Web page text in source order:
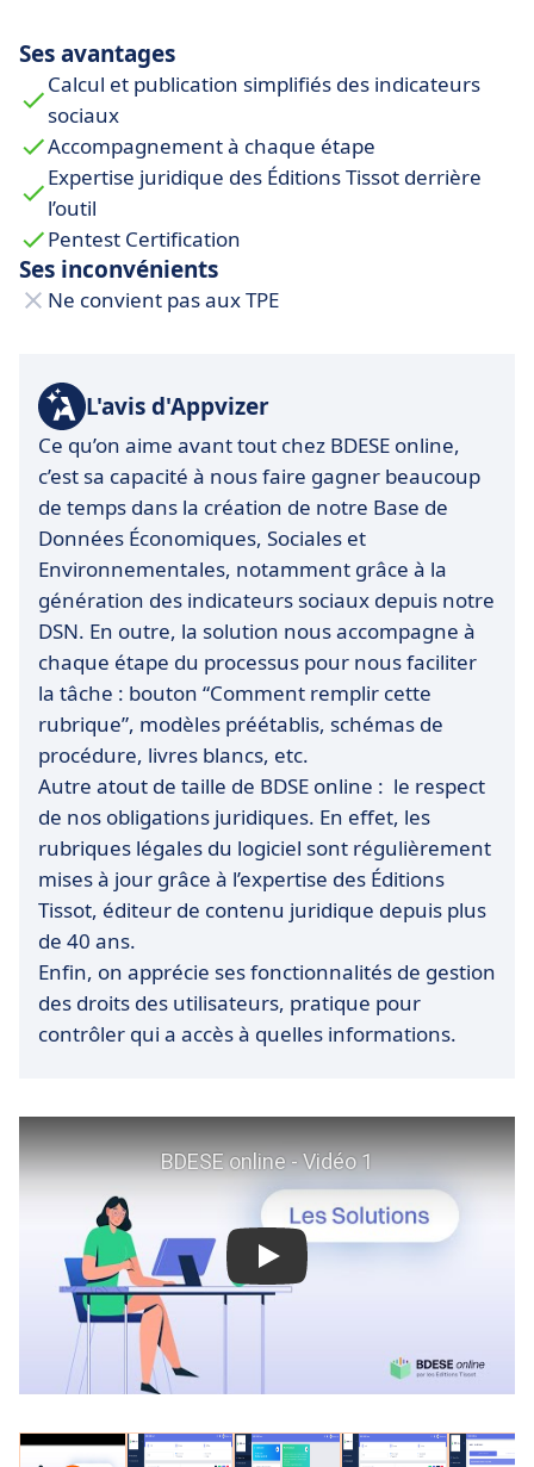
Ses avantages
Calcul et publication simplifiés des indicateurs
sociaux
Accompagnement à chaque étape
Expertise juridique des Éditions Tissot derrière
l’outil
Pentest Certification
Ses inconvénients
Ne convient pas aux TPE
L'avis d'Appvizer
Ce qu’on aime avant tout chez BDESE online,
c’est sa capacité à nous faire gagner beaucoup
de temps dans la création de notre Base de
Données Économiques, Sociales et
Environnementales, notamment grâce à la
génération des indicateurs sociaux depuis notre
DSN. En outre, la solution nous accompagne à
chaque étape du processus pour nous faciliter
la tâche : bouton “Comment remplir cette
rubrique”, modèles préétablis, schémas de
procédure, livres blancs, etc.
Autre atout de taille de BDSE online : le respect
de nos obligations juridiques. En effet, les
rubriques légales du logiciel sont régulièrement
mises à jour grâce à l’expertise des Éditions
Tissot, éditeur de contenu juridique depuis plus
de 40 ans.
Enfin, on apprécie ses fonctionnalités de gestion
des droits des utilisateurs, pratique pour
contrôler qui a accès à quelles informations.